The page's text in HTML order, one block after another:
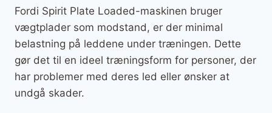
Fordi Spirit Plate Loaded-maskinen bruger
vægtplader som modstand, er der minimal
belastning på leddene under træningen. Dette
gør det til en ideel træningsform for personer, der
har problemer med deres led eller ønsker at
undgå skader.